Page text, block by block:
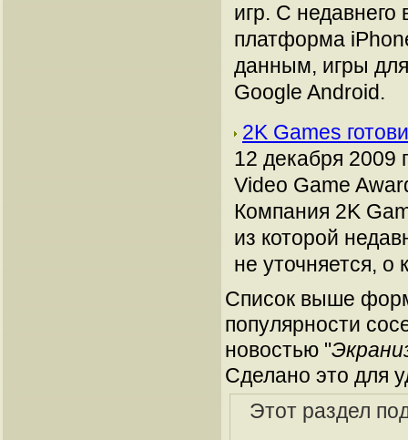
игр. С
платформа
данным, игры
Google Android.
2K Games
12 декабря 2009
Video Game
Компания 2K
из которой
не уточняется, о
Список выше
популярности
новостью "
Сделано это для
Этот раздел